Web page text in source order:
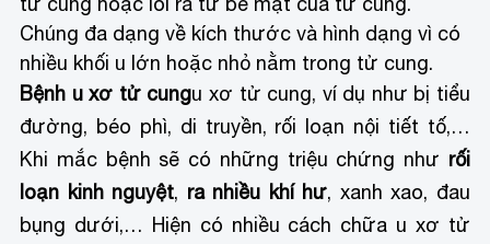
Chúng đa dạng về kích thước và hình dạng vì có
nhiều khối u lớn hoặc nhỏ nằm trong tử cung.
Bệnh u xơ tử cungu xơ tử cung, ví dụ như bị tiểu
đường, béo phì, di truyền, rối loạn nội tiết tố,…
Khi mắc bệnh sẽ có những triệu chứng như rối
loạn kinh nguyệt, ra nhiều khí hư, xanh xao, đau
bụng dưới,… Hiện có nhiều cách chữa u xơ tử